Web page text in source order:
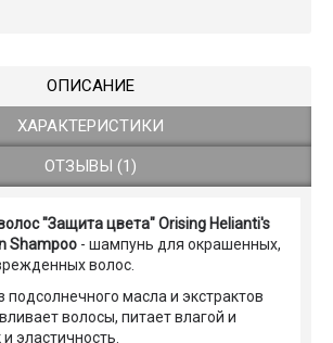
ОПИСАНИЕ
ХАРАКТЕРИСТИКИ
ОТЗЫВЫ (1)
"Защита цвета" Orising Helianti's
Shampoo - шампунь для окрашенных,
волос.
подсолнечного масла и экстрактов
волосы, питает влагой и
эластичность.